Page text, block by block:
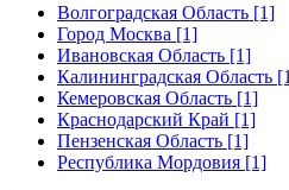
Волгоградская Область [1]
Город Москва [1]
Ивановская Область [1]
Калининградская Область
Кемеровская Область [1]
Краснодарский Край [1]
Пензенская Область [1]
Республика Мордовия [1]